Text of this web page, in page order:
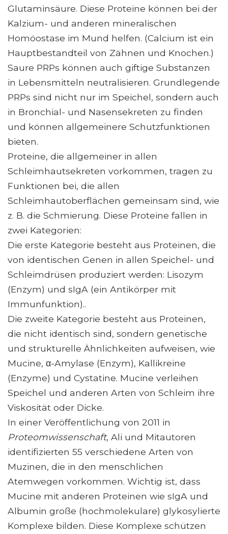
Glutaminsäure. Diese Proteine ​​können bei der
Kalzium- und anderen mineralischen
Homöostase im Mund helfen. (Calcium ist ein
Hauptbestandteil von Zähnen und Knochen.)
Saure PRPs können auch giftige Substanzen
in Lebensmitteln neutralisieren. Grundlegende
PRPs sind nicht nur im Speichel, sondern auch
in Bronchial- und Nasensekreten zu finden
und können allgemeinere Schutzfunktionen
bieten.
Proteine, die allgemeiner in allen
Schleimhautsekreten vorkommen, tragen zu
Funktionen bei, die allen
Schleimhautoberflächen gemeinsam sind, wie
z. B. die Schmierung. Diese Proteine ​​fallen in
zwei Kategorien:
Die erste Kategorie besteht aus Proteinen, die
von identischen Genen in allen Speichel- und
Schleimdrüsen produziert werden: Lisozym
(Enzym) und sIgA (ein Antikörper mit
Immunfunktion)..
Die zweite Kategorie besteht aus Proteinen,
die nicht identisch sind, sondern genetische
und strukturelle Ähnlichkeiten aufweisen, wie
Mucine, α-Amylase (Enzym), Kallikreine
(Enzyme) und Cystatine. Mucine verleihen
Speichel und anderen Arten von Schleim ihre
Viskosität oder Dicke.
In einer Veröffentlichung von 2011 in
Proteomwissenschaft, Ali und Mitautoren
identifizierten 55 verschiedene Arten von
Muzinen, die in den menschlichen
Atemwegen vorkommen. Wichtig ist, dass
Mucine mit anderen Proteinen wie sIgA und
Albumin große (hochmolekulare) glykosylierte
Komplexe bilden. Diese Komplexe schützen